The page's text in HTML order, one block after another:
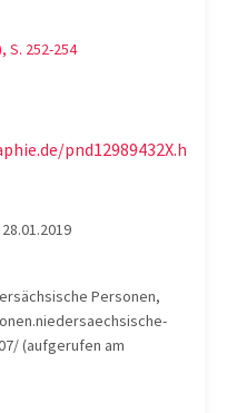
S. 252-254
pnd12989432X.h
28.01.2019
Personen,
(aufgerufen am